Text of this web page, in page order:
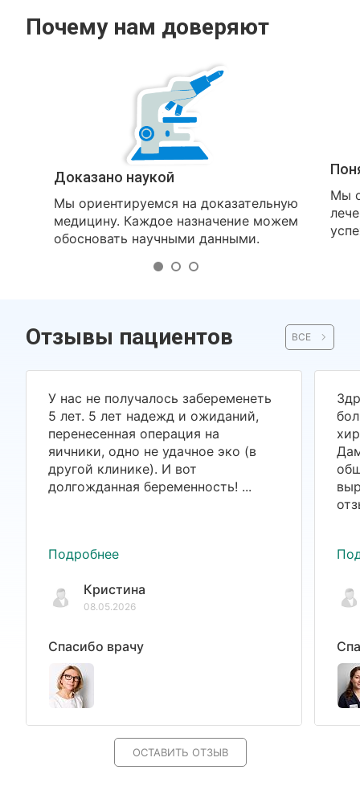
Почему нам доверяют
Доказано наукой
Мы ориентируемся на доказательную
медицину. Каждое назначение можем
обосновать научными данными.
Мы
Отзывы пациентов ВСЕ
У нас не получалось забеременеть
5 лет. 5 лет надежд и ожиданий,
перенесенная операция на
яичники, одно не удачное эко (в
другой клинике). И вот
долгожданная беременность! ...
Подробнее
Кристина
08.05.2026
Спасибо врачу
ОСТАВИТЬ ОТЗЫВ